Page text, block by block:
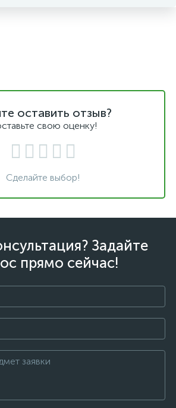
оставить отзыв?
свою оценку!
Сделайте выбор!
Задайте
прямо сейчас!